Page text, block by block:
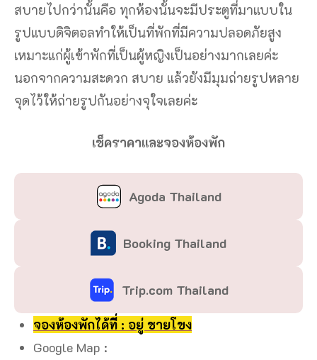
สบายไปกว่านั้นคือ ทุกห้องนั้นจะมีประตูที่มาแบบใน
รูปแบบดิจิตอลทำให้เป็นที่พักที่มีความปลอดภัยสูง
เหมาะแก่ผู้เข้าพักที่เป็นผู้หญิงเป็นอย่างมากเลยค่ะ
นอกจากความสะดวก สบาย แล้วยังมีมุมถ่ายรูปหลาย
จุดไว้ให้ถ่ายรูปกันอย่างจุใจเลยค่ะ
เช็คราคาและจองห้องพัก
Agoda Thailand
Booking Thailand
Trip.com Thailand
จองห้องพักได้ที่ : อยู่ ชายโขง
Google Map :